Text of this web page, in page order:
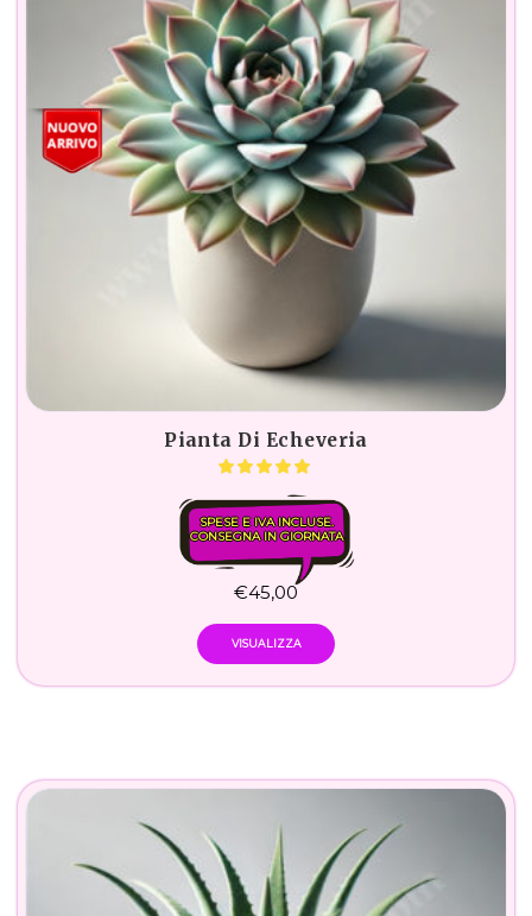
Pianta Di Echeveria
SPESE E IVA INCLUSE.
CONSEGNA IN GIORNATA
€45,00
VISUALIZZA